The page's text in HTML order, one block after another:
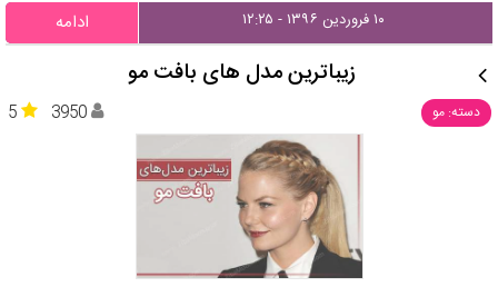
۱۰ فروردین ۱۳۹۶ - ۱۲:۲۵ ادامه
زیباترین مدل های بافت مو
دسته: مو 5 3950